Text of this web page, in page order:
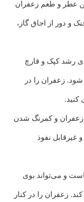
عطر و طعم زعفران
و دور از اجاق گاز،
رشد کپک و قارچ
زعفران را در
زعفران و کمرنگ شدن
نفوذ
و می‌تواند بوی
زعفران را در کنار